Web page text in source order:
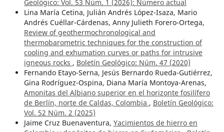
Geológico: Vol. 53 Núm. 1 (2026): ¨Número actual
Lina María Cetina, Julián Andrés López-Isaza, Mario
Andrés Cuéllar-Cárdenas, Anny Julieth Forero-Ortega,
Review of geothermochronological and
thermobarometric techniques for the construction of
cooling and exhumation curves or paths for intrusive
igneous rocks , Boletín Geológico: Núm. 47 (2020)
Fernando Etayo-Serna, Jesús Bernardo Rueda-Gutiérrez,
Gina Rodríguez-Ospina, Diana María Montoya-Arenas,
Amonitas del Albiano superior en el horizonte fosilífero
de Berlín, norte de Caldas, Colombia , Boletín Geológico:
Vol. 52 Núm. 2 (2025)
Jaime Cruz Buenaventura, Yacimientos de hierro en